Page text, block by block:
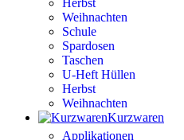
Herbst
Weihnachten
Schule
Spardosen
Taschen
U-Heft Hüllen
Herbst
Weihnachten
Kurzwaren
Applikationen